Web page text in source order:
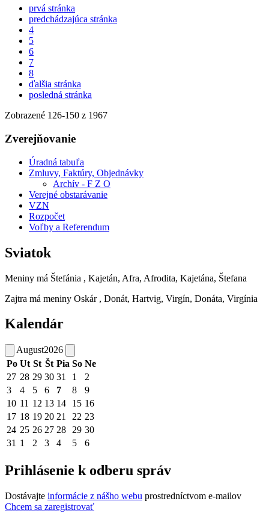
prvá stránka
predchádzajúca stránka
4
5
6
7
8
ďalšia stránka
posledná stránka
Zobrazené 126-150 z 1967
Zverejňovanie
Úradná tabuľa
Zmluvy, Faktúry, Objednávky
Archív - F Z O
Verejné obstarávanie
VZN
Rozpočet
Voľby a Referendum
Sviatok
Meniny má Štefánia , Kajetán, Afra, Afrodita, Kajetána, Štefana
Zajtra má meniny Oskár , Donát, Hartvig, Virgín, Donáta, Virgínia
Kalendár
August2026
Po Ut St Št Pia So Ne
27 28 29 30 31 1
2
3
4 5 6 7 8
9
10 11 12 13 14 15 16
17 18 19 20 21 22 23
24 25 26 27 28 29 30
31 1 2 3 4 5 6
Prihlásenie k odberu správ
Dostávajte informácie z nášho webu prostredníctvom e-mailov
Chcem sa zaregistrovať